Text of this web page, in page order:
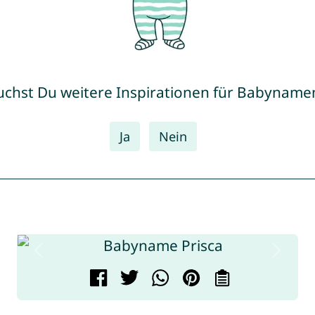
Du weitere Inspirationen für
Ja Nein